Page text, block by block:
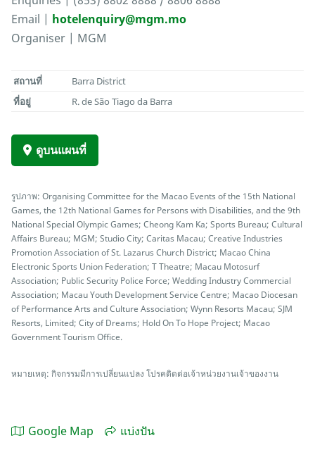
Email | hotelenquiry@mgm.mo
Organiser | MGM
สถานที่
Barra District
ที่อยู่
R. de São Tiago da Barra
ดูบนแผนที่
รูปภาพ: Organising Committee for the Macao Events of the 15th National
Games, the 12th National Games for Persons with Disabilities, and the 9th
National Special Olympic Games; Cheong Kam Ka; Sports Bureau; Cultural
Affairs Bureau; MGM; Studio City; Caritas Macau; Creative Industries
Promotion Association of St. Lazarus Church District; Macao China
Electronic Sports Union Federation; T Theatre; Macau Motosurf
Association; Public Security Police Force; Wedding Industry Commercial
Association; Macau Youth Development Service Centre; Macao Diocesan
of Performance Arts and Culture Association; Wynn Resorts Macau; SJM
Resorts, Limited; City of Dreams; Hold On To Hope Project; Macao
Government Tourism Office.
หมายเหตุ: กิจกรรมมีการเปลี่ยนแปลง โปรคติดต่อเจ้าหน่วยงานเจ้าของงาน
Google Map แบ่งปัน